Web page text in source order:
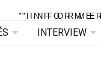
INTERVIEW